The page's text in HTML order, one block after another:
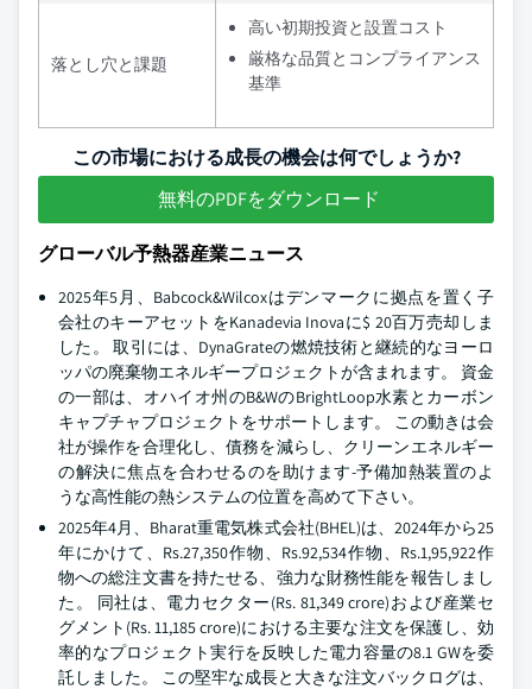
落とし穴と課題
高い初期投資と設置コスト
厳格な品質とコンプライアンス
基準
この市場における成長の機会は何でしょうか?
無料のPDFをダウンロード
グローバル予熱器産業ニュース
2025年5月、Babcock&Wilcoxはデンマークに拠点を置く子
会社のキーアセットをKanadevia Inovaに$ 20百万売却しま
した。 取引には、DynaGrateの燃焼技術と継続的なヨーロ
ッパの廃棄物エネルギープロジェクトが含まれます。 資金
の一部は、オハイオ州のB&WのBrightLoop水素とカーボン
キャプチャプロジェクトをサポートします。 この動きは会
社が操作を合理化し、債務を減らし、クリーンエネルギー
の解決に焦点を合わせるのを助けます-予備加熱装置のよ
うな高性能の熱システムの位置を高めて下さい。
2025年4月、Bharat重電気株式会社(BHEL)は、2024年から25
年にかけて、Rs.27,350作物、Rs.92,534作物、Rs.1,95,922作
物への総注文書を持たせる、強力な財務性能を報告しまし
た。 同社は、電力セクター(Rs. 81,349 crore)および産業セ
グメント(Rs. 11,185 crore)における主要な注文を保護し、効
率的なプロジェクト実行を反映した電力容量の8.1 GWを委
託しました。 この堅牢な成長と大きな注文バックログは、